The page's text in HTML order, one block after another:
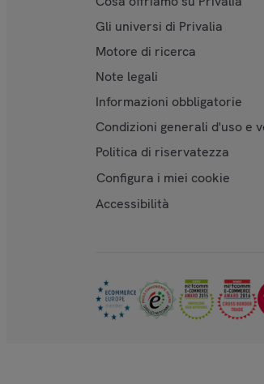
Gli universi di Privalia
Motore di ricerca
Note legali
Informazioni obbligatorie
Condizioni generali d'uso e
Politica di riservatezza
Configura i miei cookie
Accessibilità